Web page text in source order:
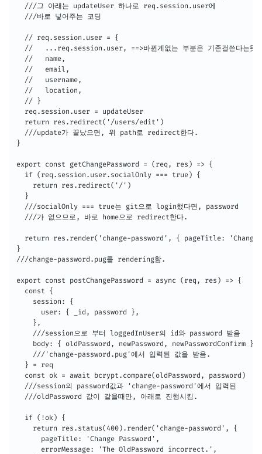
  ///그 아래는 updateUser 하나로 req.session.user에
  ///바로 넣어주는 코딩
  // req.session.user = {
  //   ...req.session.user, ==>바뀐게없는 부분은 기존걸쓴다는뜻.
  //   name,
  //   email,
  //   username,
  //   location,
  // }
  req.session.user = updateUser
  return res.redirect('/users/edit')
  ///update가 끝났으면, 위 path로 redirect한다.
}
export const getChangePassword = (req, res) => {
  if (req.session.user.socialOnly === true) {
    return res.redirect('/')
  }
  ///socialOnly === true는 git으로 login했다면, password
  ///가 없으므로, 바로 home으로 redirect한다.
return res.render('change-password', { pageTitle: 'Change
}
///change-password.pug를 rendering함.
export const postChangePassword = async (req, res) => {
  const {
    session: {
      user: { _id, password },
    },
    ///session으로 부터 loggedInUser의 id와 password 받음
    body: { oldPassword, newPassword, newPasswordConfirm },
    ///'change-password.pug'에서 입력된 값을 받음.
  } = req
  const ok = await bcrypt.compare(oldPassword, password)
  ///session의 password값과 'change-password'에서 입력된
  ///oldPassword 값이 같을때만, 아래로 진행시킴.
  if (!ok) {
    return res.status(400).render('change-password', {
      pageTitle: 'Change Password',
      errorMessage: 'The OldPassword incorrect.',